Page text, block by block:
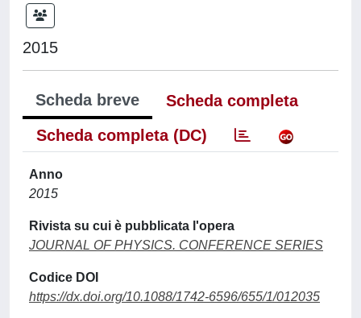
2015
Scheda breve
Scheda completa
Scheda completa (DC)
Anno
2015
Rivista su cui è pubblicata l'opera
JOURNAL OF PHYSICS. CONFERENCE SERIES
Codice DOI
https://dx.doi.org/10.1088/1742-6596/655/1/012035